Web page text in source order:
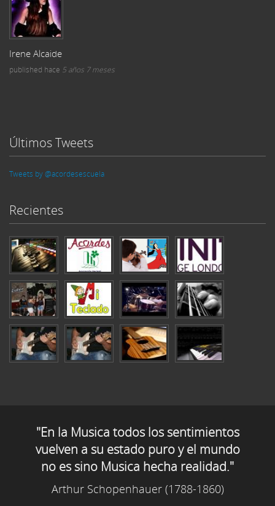
Irene Alcaide
published hace 5 años 7 meses
Últimos Tweets
Tweets by @acordesescuela
Recientes
"En la Musica todos los sentimientos
vuelven a su estado puro y el mundo
no es sino Musica hecha realidad."
Arthur Schopenhauer (1788-1860)